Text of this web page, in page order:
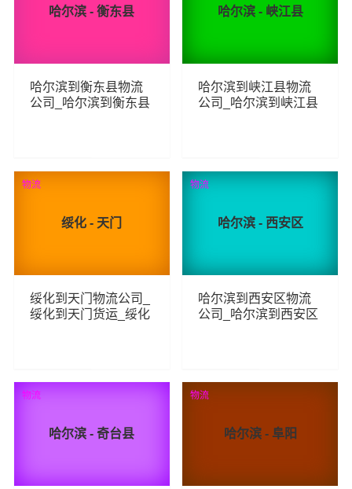
哈尔滨 - 衡东县
哈尔滨到衡东县物流
公司_哈尔滨到衡东县
142 查看详细
哈尔滨 - 峡江县
哈尔滨到峡江县物流
公司_哈尔滨到峡江县
126 查看详细
绥化 - 天门
绥化到天门物流公司_
绥化到天门货运_绥化
265 查看详细
物流
哈尔滨 - 西安区
哈尔滨到西安区物流
公司_哈尔滨到西安区
196 查看详细
物流
哈尔滨 - 奇台县
物流
哈尔滨 - 阜阳
物流